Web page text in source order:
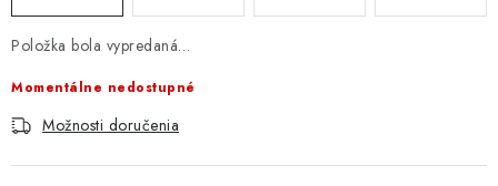
Položka bola vypredaná…
Momentálne nedostupné
Možnosti doručenia